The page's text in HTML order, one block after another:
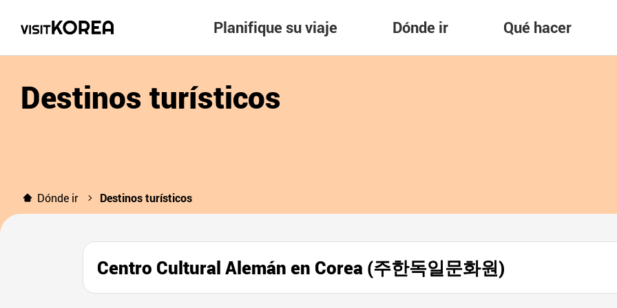
Planifique su viaje Dónde ir Qué hacer
Destinos turísticos
Dónde ir Destinos turísticos
Centro Cultural Alemán en Corea (주한독일문화원)